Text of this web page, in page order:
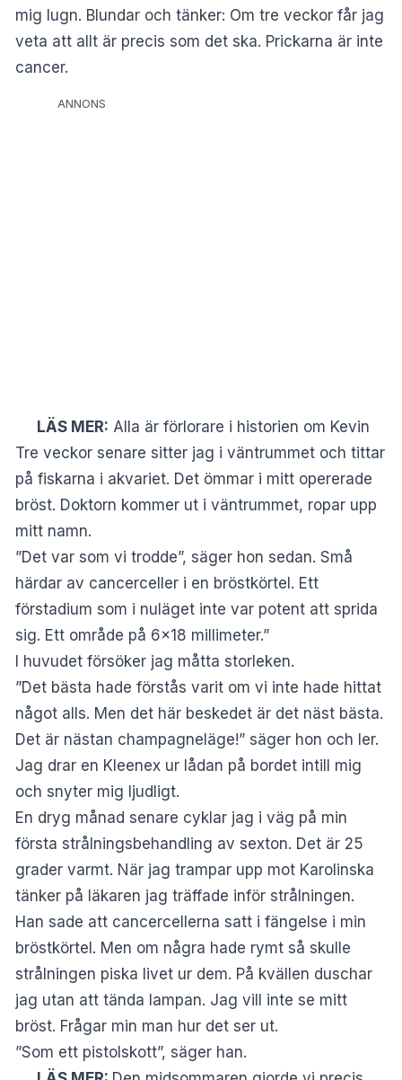
mig lugn. Blundar och tänker: Om tre veckor får jag
veta att allt är precis som det ska. Prickarna är inte
cancer.
ANNONS
LÄS MER: Alla är förlorare i historien om Kevin
Tre veckor senare sitter jag i väntrummet och tittar
på fiskarna i akvariet. Det ömmar i mitt opererade
bröst. Doktorn kommer ut i väntrummet, ropar upp
mitt namn.
”Det var som vi trodde”, säger hon sedan. Små
härdar av cancerceller i en bröstkörtel. Ett
förstadium som i nuläget inte var potent att sprida
sig. Ett område på 6×18 millimeter.”
I huvudet försöker jag måtta storleken.
”Det bästa hade förstås varit om vi inte hade hittat
något alls. Men det här beskedet är det näst bästa.
Det är nästan champagneläge!” säger hon och ler.
Jag drar en Kleenex ur lådan på bordet intill mig
och snyter mig ljudligt.
En dryg månad senare cyklar jag i väg på min
första strålningsbehandling av sexton. Det är 25
grader varmt. När jag trampar upp mot Karolinska
tänker på läkaren jag träffade inför strålningen.
Han sade att cancercellerna satt i fängelse i min
bröstkörtel. Men om några hade rymt så skulle
strålningen piska livet ur dem. På kvällen duschar
jag utan att tända lampan. Jag vill inte se mitt
bröst. Frågar min man hur det ser ut.
”Som ett pistolskott”, säger han.